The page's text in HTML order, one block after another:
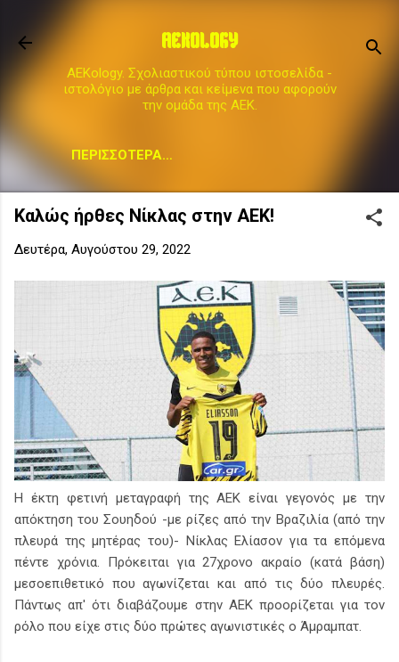
AEKOLOGY
AEKology. Σχολιαστικού τύπου ιστοσελίδα -
ιστολόγιο με άρθρα και κείμενα που αφορούν
την ομάδα της ΑΕΚ.
ΠΕΡΙΣΣΌΤΕΡΑ…
Καλώς ήρθες Νίκλας στην ΑΕΚ!
Δευτέρα, Αυγούστου 29, 2022
Η έκτη φετινή μεταγραφή της ΑΕΚ είναι γεγονός με την
απόκτηση του Σουηδού -με ρίζες από την Βραζιλία (από την
πλευρά της μητέρας του)- Νίκλας Ελίασον για τα επόμενα
πέντε χρόνια. Πρόκειται για 27χρονο ακραίο (κατά βάση)
μεσοεπιθετικό που αγωνίζεται και από τις δύο πλευρές.
Πάντως απ' ότι διαβάζουμε στην ΑΕΚ προορίζεται για τον
ρόλο που είχε στις δύο πρώτες αγωνιστικές ο Άμραμπατ.